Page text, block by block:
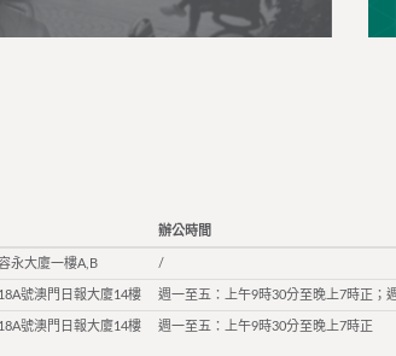
辦公時間
永大廈一樓A,B /
號澳門日報大廈14樓 週一至五：上午9時30分至晚上7時正；
號澳門日報大廈14樓 週一至五：上午9時30分至晚上7時正